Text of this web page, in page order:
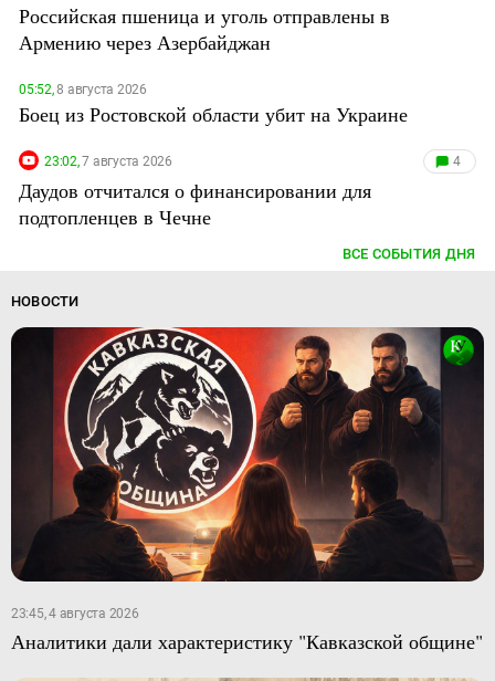
Российская пшеница и уголь отправлены в
Армению через Азербайджан
05:52,8 августа 2026
Боец из Ростовской области убит на Украине
23:02,7 августа 2026 4
Даудов отчитался о финансировании для
подтопленцев в Чечне
ВСЕ СОБЫТИЯ ДНЯ
НОВОСТИ
23:45, 4 августа 2026
Аналитики дали характеристику "Кавказской общине"